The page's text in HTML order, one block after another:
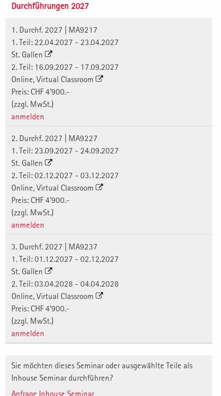
Durchführungen 2027
1. Durchf. 2027 | MA9217
1. Teil: 22.04.2027 - 23.04.2027
St. Gallen
2. Teil: 16.09.2027 - 17.09.2027
Online, Virtual Classroom
Preis: CHF 4'900.-
(zzgl. MwSt.)
anmelden
2. Durchf. 2027 | MA9227
1. Teil: 23.09.2027 - 24.09.2027
St. Gallen
2. Teil: 02.12.2027 - 03.12.2027
Online, Virtual Classroom
Preis: CHF 4'900.-
(zzgl. MwSt.)
anmelden
3. Durchf. 2027 | MA9237
1. Teil: 01.12.2027 - 02.12.2027
St. Gallen
2. Teil: 03.04.2028 - 04.04.2028
Online, Virtual Classroom
Preis: CHF 4'900.-
(zzgl. MwSt.)
anmelden
Sie möchten dieses Seminar oder ausgewählte Teile als
Inhouse Seminar durchführen?
Anfrage Inhouse Seminar